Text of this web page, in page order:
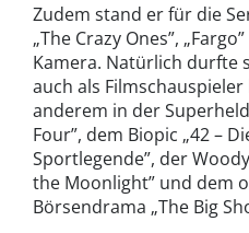
Zudem stand er für die
„The Crazy Ones”,
Kamera. Natürlich durfte
auch als
anderem in der
Four”, dem Biopic „42 –
Sportlegende”, der
the Moonlight” und dem
Börsendrama „The Big